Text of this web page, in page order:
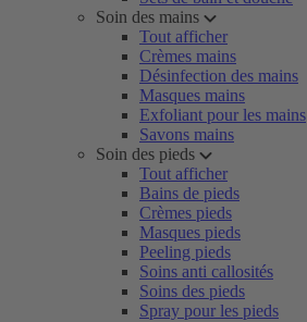
Soin des mains
Tout afficher
Crèmes mains
Désinfection des mains
Masques mains
Exfoliant pour les mains
Savons mains
Soin des pieds
Tout afficher
Bains de pieds
Crèmes pieds
Masques pieds
Peeling pieds
Soins anti callosités
Soins des pieds
Spray pour les pieds